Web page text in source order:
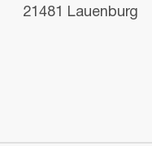
21481 Lauenburg